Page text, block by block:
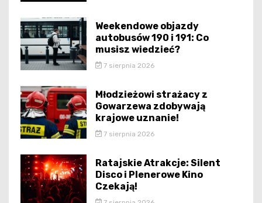
Weekendowe objazdy
autobusów 190 i 191: Co
musisz wiedzieć?
7 sierpnia 2026
Młodzieżowi strażacy z
Gowarzewa zdobywają
krajowe uznanie!
7 sierpnia 2026
Ratajskie Atrakcje: Silent
Disco i Plenerowe Kino
Czekają!